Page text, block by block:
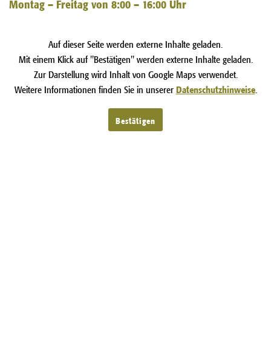
Montag – Freitag von 8:00 – 16:00 Uhr
Auf dieser Seite werden externe Inhalte geladen.
Mit einem Klick auf "Bestätigen" werden externe Inhalte geladen.
Zur Darstellung wird Inhalt von Google Maps verwendet.
Weitere Informationen finden Sie in unserer Datenschutzhinweise.
Bestätigen